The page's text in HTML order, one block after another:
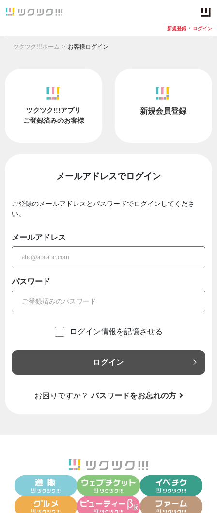
新規登録 / ログイン
ツクツク!!!ホーム お客様ログイン
ツクツク!!!アプリ
ご登録済みのお客様
新規会員登録
メールアドレスでログイン
ご登録のメールアドレスとパスワードでログインしてくださ
い。
メールアドレス
パスワード
ログイン情報を記憶させる
ログイン
お困りですか？ パスワードをお忘れの方